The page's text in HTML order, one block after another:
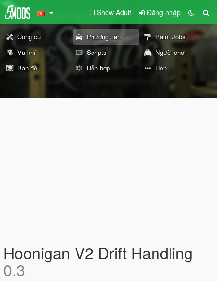
Show Adult Đăng nhập
Công cụ Phương tiện
Paint Jobs
Vũ khí
Scripts
Người chơi
Bản đồ
Hỗn hợp Hơn
Hoonigan V2 Drift Handling
0.3